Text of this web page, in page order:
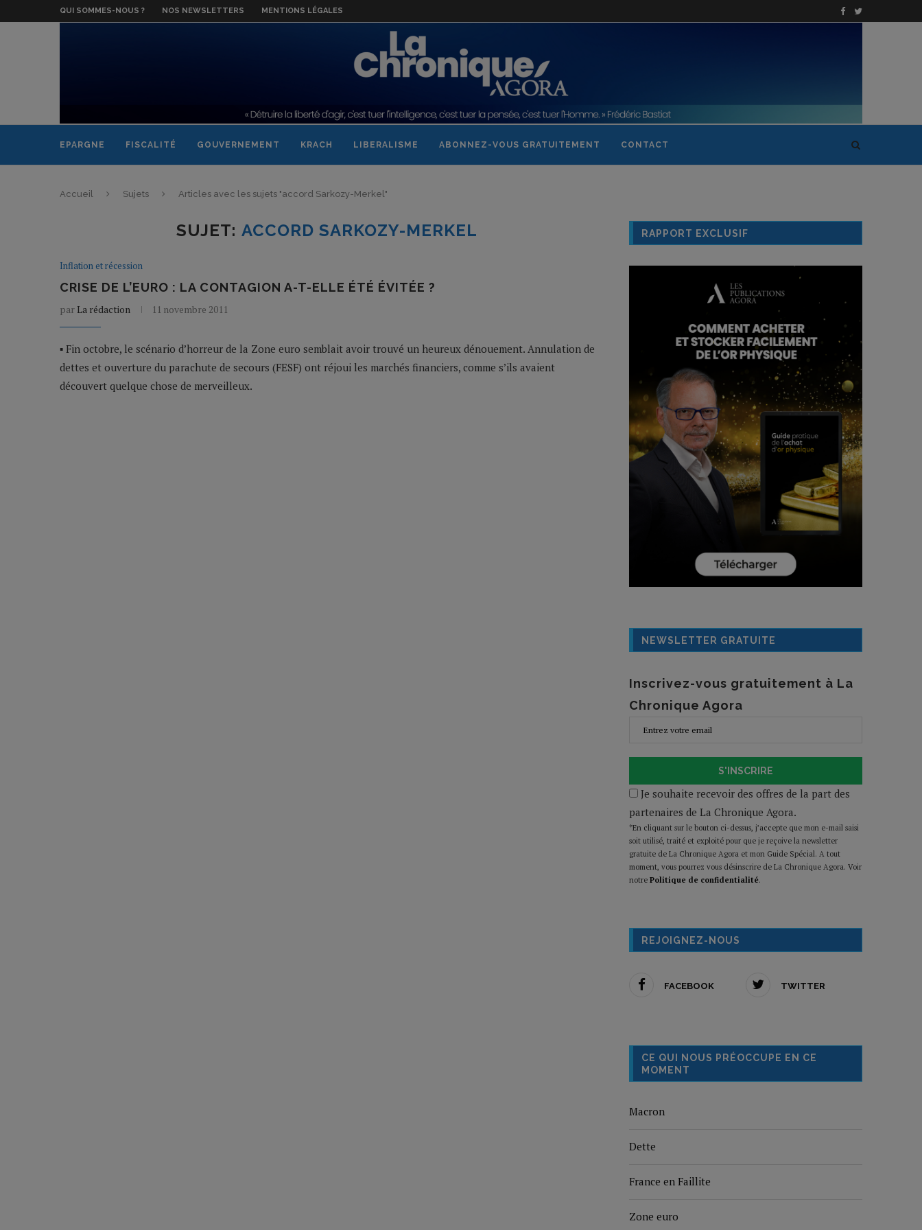
QUI SOMMES-NOUS ? NOS NEWSLETTERS MENTIONS LÉGALES
EPARGNE FISCALITÉ GOUVERNEMENT KRACH LIBERALISME ABONNEZ-VOUS GRATUITEMENT CONTACT
Accueil Sujets Articles avec les sujets "accord Sarkozy-Merkel"
SUJET:ACCORD SARKOZY-MERKEL
Inflation et récession
CRISE DE L’EURO : LA CONTAGION A-T-ELLE ÉTÉ ÉVITÉE ?
par La rédaction 11 novembre 2011
▪ Fin octobre, le scénario d’horreur de la Zone euro semblait avoir trouvé un heureux dénouement. Annulation de
dettes et ouverture du parachute de secours (FESF) ont réjoui les marchés financiers, comme s’ils avaient
découvert quelque chose de merveilleux.
RAPPORT EXCLUSIF
NEWSLETTER GRATUITE
Inscrivez-vous gratuitement à La
Chronique Agora
S'INSCRIRE
Je souhaite recevoir des offres de la part des
partenaires de La Chronique Agora.
*En cliquant sur le bouton ci-dessus, j’accepte que mon e-mail saisi
soit utilisé, traité et exploité pour que je reçoive la newsletter
gratuite de La Chronique Agora et mon Guide Spécial. A tout
moment, vous pourrez vous désinscrire de La Chronique Agora. Voir
notre Politique de confidentialité.
REJOIGNEZ-NOUS
FACEBOOK TWITTER
CE QUI NOUS PRÉOCCUPE EN CE
MOMENT
Macron
Dette
France en Faillite
Zone euro